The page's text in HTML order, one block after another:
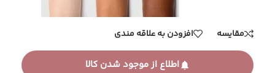
مقایسه افزودن به علاقه مندی
اطلاع از موجود شدن کالا